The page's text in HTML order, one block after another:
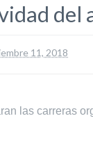
del
11, 2018
las carreras